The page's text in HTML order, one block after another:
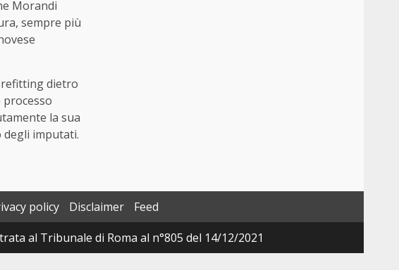
Morandi
sempre più
refitting dietro
processo
la sua
degli imputati.
policy Disclaimer
Feed
al Tribunale di Roma al n°805 del 14/12/2021